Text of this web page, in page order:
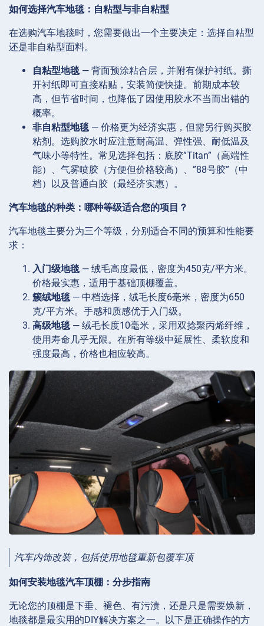
如何选择汽车地毯：自粘型与非自粘型
在选购汽车地毯时，您需要做出一个主要决定：选择自粘型
还是非自粘型面料。
自粘型地毯 — 背面预涂粘合层，并附有保护衬纸。撕
开衬纸即可直接粘贴，安装简便快捷。前期成本较
高，但节省时间，也降低了因使用胶水不当而出错的
概率。
非自粘型地毯 — 价格更为经济实惠，但需另行购买胶
粘剂。选购胶水时应注意耐高温、弹性强、耐低温及
气味小等特性。常见选择包括：底胶”Titan”（高端性
能）、气雾喷胶（方便但价格较高）、”88号胶”（中
档）以及普通白胶（最经济实惠）。
汽车地毯的种类：哪种等级适合您的项目？
汽车地毯主要分为三个等级，分别适合不同的预算和性能要
求：
入门级地毯 — 绒毛高度最低，密度为450克/平方米。
价格最实惠，适用于基础顶棚覆盖。
簇绒地毯 — 中档选择，绒毛长度6毫米，密度为650
克/平方米。手感和质感优于入门级。
高级地毯 — 绒毛长度10毫米，采用双捻聚丙烯纤维，
使用寿命几乎无限。在所有等级中延展性、柔软度和
强度最高，价格也相应较高。
汽车内饰改装，包括使用地毯重新包覆车顶
如何安装地毯汽车顶棚：分步指南
无论您的顶棚是下垂、褪色、有污渍，还是只是需要焕新，
地毯都是最实用的DIY解决方案之一。以下是正确操作的方